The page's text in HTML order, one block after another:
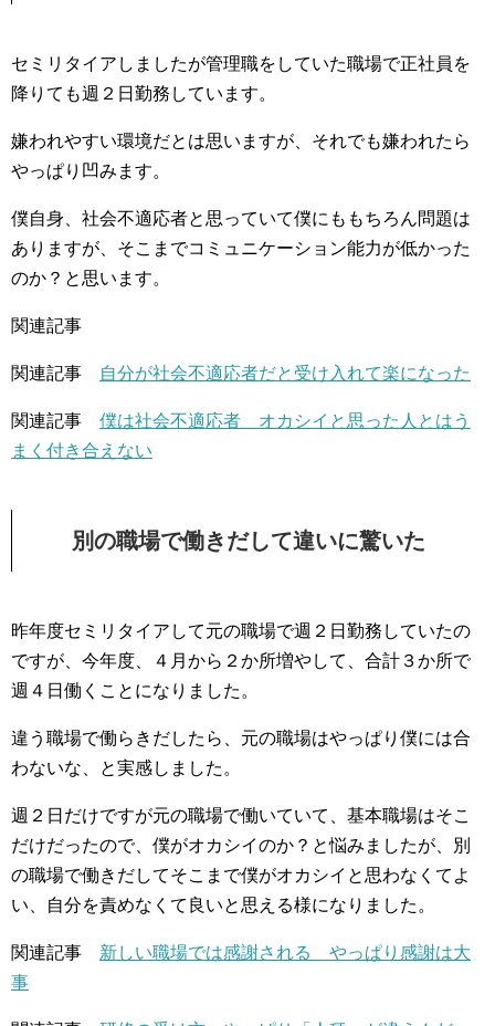
セミリタイアしましたが管理職をしていた職場で正社員を
降りても週２日勤務しています。
嫌われやすい環境だとは思いますが、それでも嫌われたら
やっぱり凹みます。
僕自身、社会不適応者と思っていて僕にももちろん問題は
ありますが、そこまでコミュニケーション能力が低かった
のか？と思います。
関連記事
関連記事 自分が社会不適応者だと受け入れて楽になった
関連記事 僕は社会不適応者 オカシイと思った人とはう
まく付き合えない
別の職場で働きだして違いに驚いた
昨年度セミリタイアして元の職場で週２日勤務していたの
ですが、今年度、４月から２か所増やして、合計３か所で
週４日働くことになりました。
違う職場で働らきだしたら、元の職場はやっぱり僕には合
わないな、と実感しました。
週２日だけですが元の職場で働いていて、基本職場はそこ
だけだったので、僕がオカシイのか？と悩みましたが、別
の職場で働きだしてそこまで僕がオカシイと思わなくてよ
い、自分を責めなくて良いと思える様になりました。
関連記事 新しい職場では感謝される やっぱり感謝は大
事